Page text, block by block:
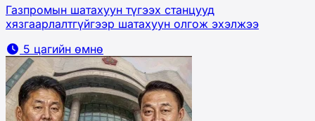
Газпромын шатахуун түгээх станцууд
хязгаарлалтгүйгээр шатахуун олгож эхэлжээ
5 цагийн өмнө